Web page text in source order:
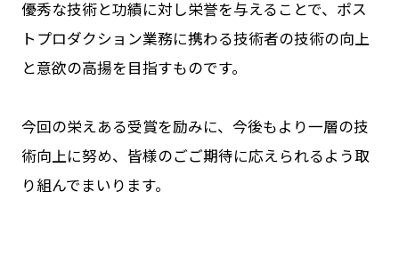
優秀な技術と功績に対し栄誉を与えることで、ポス
トプロダクション業務に携わる技術者の技術の向上
と意欲の高揚を目指すものです。
今回の栄えある受賞を励みに、今後もより一層の技
術向上に努め、皆様のごご期待に応えられるよう取
り組んでまいります。